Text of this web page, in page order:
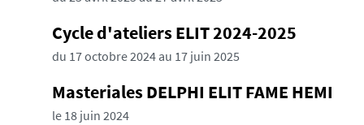
Cycle d'ateliers ELIT 2024-2025
du 17 octobre 2024 au 17 juin 2025
Masteriales DELPHI ELIT FAME HEMI
le 18 juin 2024